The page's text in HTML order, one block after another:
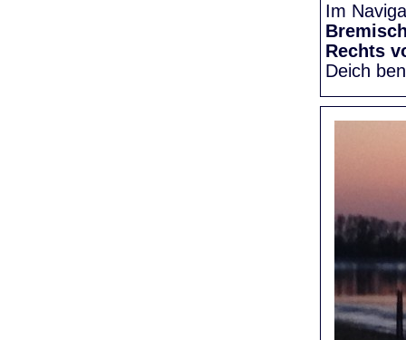
Im
Rechts
Deich